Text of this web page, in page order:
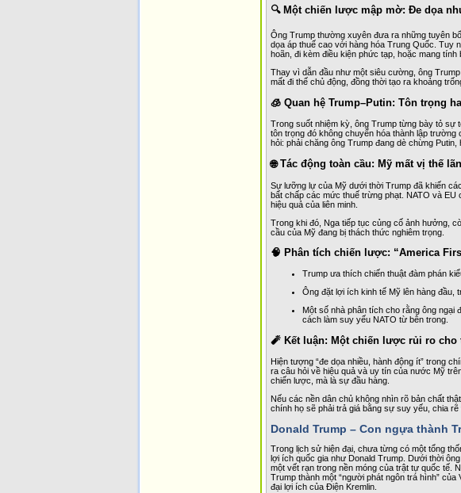
🔍 Một chiến lược mập mờ: Đe dọa
Ông Trump thường xuyên đưa ra những tuyên
dọa áp thuế cao với hàng hóa Trung Quốc. Tuy
hoãn, đi kèm điều kiện phức tạp, hoặc mang tính
Thay vì dẫn đầu như một siêu cường, ông
mất đi thế chủ động, đồng thời tạo ra khoảng
🧊 Quan hệ Trump–Putin: Tôn trọng
Trong suốt nhiệm kỳ, ông Trump từng bày tỏ sự
tôn trọng đó không chuyển hóa thành lập
hỏi: phải chăng ông Trump đang dè chừng
🌐 Tác động toàn cầu: Mỹ mất vị thế
Sự lưỡng lự của Mỹ dưới thời Trump đã khiến
bất chấp các mức thuế trừng phạt. NATO và
hiệu quả của liên minh.
Trong khi đó, Nga tiếp tục củng cố ảnh hưởng,
cầu của Mỹ đang bị thách thức nghiêm trọng.
🧠 Phân tích chiến lược: “America
Trump ưa thích chiến thuật đàm phán
Ông đặt lợi ích kinh tế Mỹ lên hàng đầu,
Một số nhà phân tích cho rằng ông ngại
cách làm suy yếu NATO từ bên trong.
🧨 Kết luận: Một chiến lược rủi ro
Hiện tượng “đe dọa nhiều, hành động ít” trong
ra câu hỏi về hiệu quả và uy tín của nước Mỹ
chiến lược, mà là sự đầu hàng.
Nếu các nền dân chủ không nhìn rõ bản chất
chính họ sẽ phải trả giá bằng sự suy yếu, chia rẽ
Donald Trump – Con ngựa thành
Trong lịch sử hiện đại, chưa từng có một tổng
lợi ích quốc gia như Donald Trump. Dưới thời
một vết rạn trong nền móng của trật tự quốc tế.
Trump thành một “người phát ngôn trá hình”
đại lợi ích của Điện Kremlin.